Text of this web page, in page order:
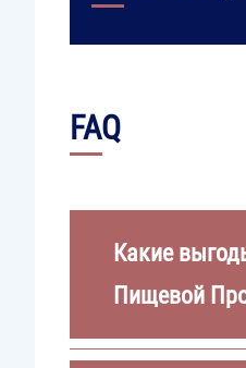
FAQ
Какие
Пищевой